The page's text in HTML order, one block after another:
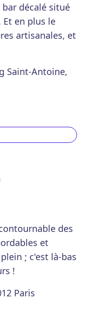
bar décalé situé
en plus le
artisanales, et
Saint-Antoine,
des
et
; c'est là-bas
!
Paris